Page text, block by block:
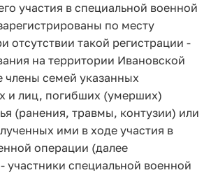
участия в специальной военной
по месту
отсутствии такой регистрации -
на территории Ивановской
члены семей указанных
и лиц, погибших (умерших)
(ранения, травмы, контузии) или
ими в ходе участия в
операции (далее
участники специальной военной